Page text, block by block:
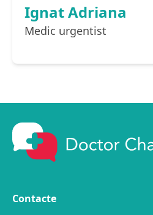
Ignat Adriana
Medic urgentist
Contacte